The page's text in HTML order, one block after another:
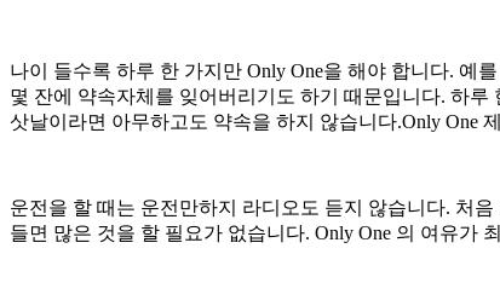
나이 들수록 하루 한 가지만 Only One을 해야 합니다. 예
몇 잔에 약속자체를 잊어버리기도 하기 때문입니다. 하
삿날이라면 아무하고도 약속을 하지 않습니다.Only One
운전을 할 때는 운전만하지 라디오도 듣지 않습니다. 처
들면 많은 것을 할 필요가 없습니다. Only One 의 여유가